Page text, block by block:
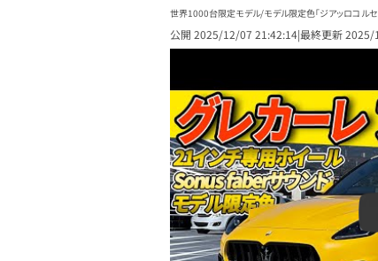
世界1000台限定モデル/モデル限定色「ジアッロコル
公開 2025/12/07 21:42:14|最終更新2025/